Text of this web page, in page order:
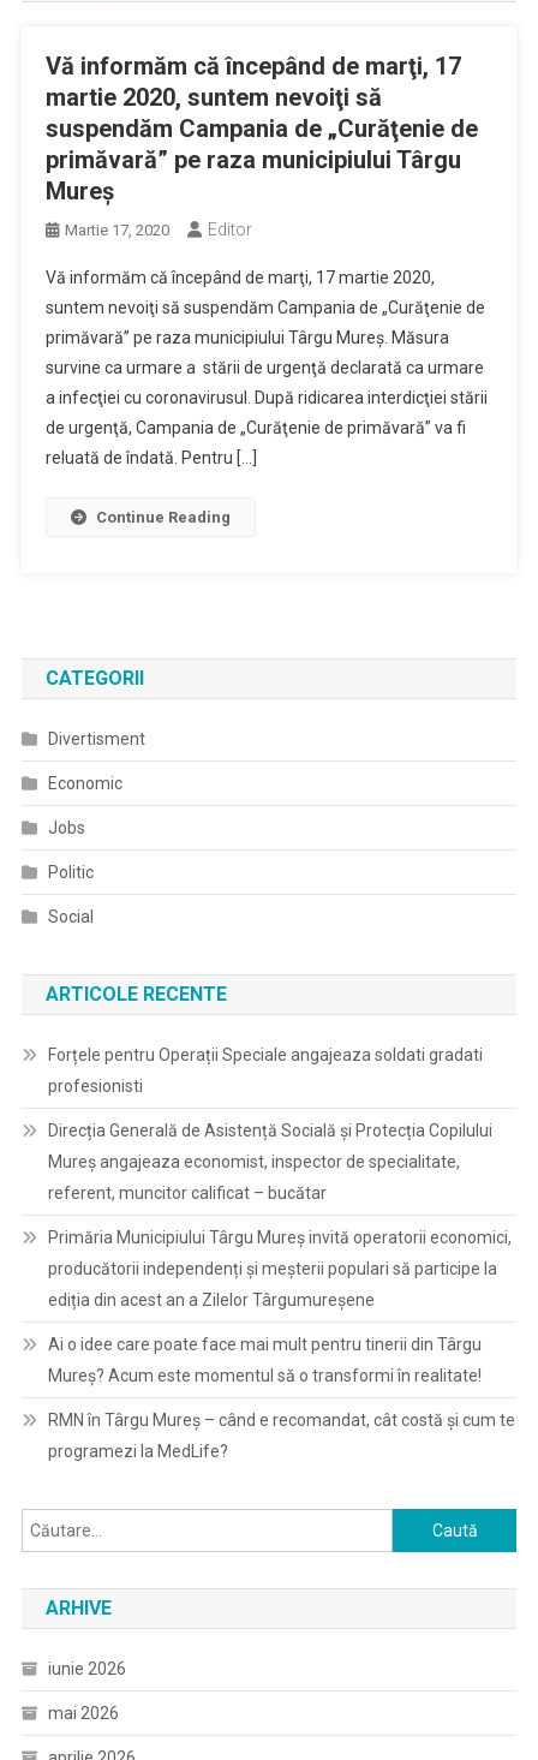
Vă informăm că începând de marţi, 17
martie 2020, suntem nevoiţi să
suspendăm Campania de „Curăţenie de
primăvară” pe raza municipiului Târgu
Mureş
Martie 17, 2020 Editor
Vă informăm că începând de marţi, 17 martie 2020,
suntem nevoiţi să suspendăm Campania de „Curăţenie de
primăvară” pe raza municipiului Târgu Mureş. Măsura
survine ca urmare a stării de urgenţă declarată ca urmare
a infecţiei cu coronavirusul. După ridicarea interdicţiei stării
de urgenţă, Campania de „Curăţenie de primăvară” va fi
reluată de îndată. Pentru […]
Continue Reading
CATEGORII
Divertisment
Economic
Jobs
Politic
Social
ARTICOLE RECENTE
Forțele pentru Operații Speciale angajeaza soldati gradati
profesionisti
Direcția Generală de Asistență Socială și Protecția Copilului
Mureș angajeaza economist, inspector de specialitate,
referent, muncitor calificat – bucătar
Primăria Municipiului Târgu Mureș invită operatorii economici,
producătorii independenți și meșterii populari să participe la
ediția din acest an a Zilelor Târgumureșene
Ai o idee care poate face mai mult pentru tinerii din Târgu
Mureș? Acum este momentul să o transformi în realitate!
RMN în Târgu Mureș – când e recomandat, cât costă și cum te
programezi la MedLife?
Caută
după:
ARHIVE
iunie 2026
mai 2026